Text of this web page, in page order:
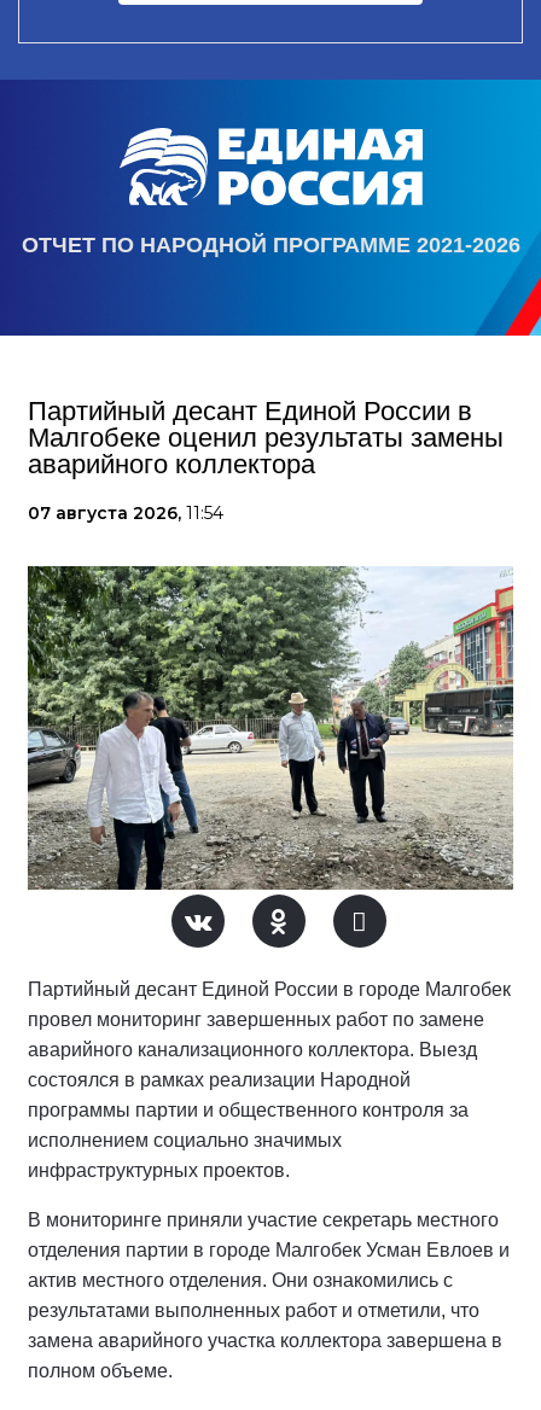
ОТЧЕТ ПО НАРОДНОЙ ПРОГРАММЕ 2021-2026
Партийный десант Единой России в
Малгобеке оценил результаты замены
аварийного коллектора
07 августа 2026, 11:54
Партийный десант Единой России в городе Малгобек
провел мониторинг завершенных работ по замене
аварийного канализационного коллектора. Выезд
состоялся в рамках реализации Народной
программы партии и общественного контроля за
исполнением социально значимых
инфраструктурных проектов.
В мониторинге приняли участие секретарь местного
отделения партии в городе Малгобек Усман Евлоев и
актив местного отделения. Они ознакомились с
результатами выполненных работ и отметили, что
замена аварийного участка коллектора завершена в
полном объеме.